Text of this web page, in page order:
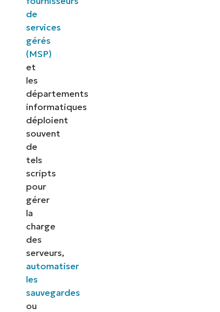
de
services
gérés
(MSP)
et
les
départements
informatiques
déploient
souvent
de
tels
scripts
pour
gérer
la
charge
des
serveurs,
automatiser
les
sauvegardes
ou